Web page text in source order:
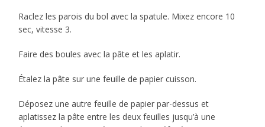
Raclez les parois du bol avec la spatule. Mixez encore 10
sec, vitesse 3.
Faire des boules avec la pâte et les aplatir.
Étalez la pâte sur une feuille de papier cuisson.
Déposez une autre feuille de papier par-dessus et
aplatissez la pâte entre les deux feuilles jusqu’à une